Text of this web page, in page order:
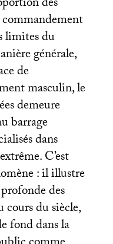
commandement
limites du
générale,
de
masculin, le
demeure
barrage
dans
C’est
: il illustre
des
cours du siècle,
fond dans la